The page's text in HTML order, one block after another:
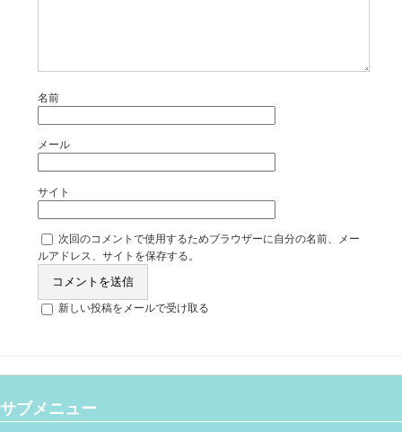
名前
メール
サイト
次回のコメントで使用するためブラウザーに自分の名前、メー
ルアドレス、サイトを保存する。
新しい投稿をメールで受け取る
サブメニュー